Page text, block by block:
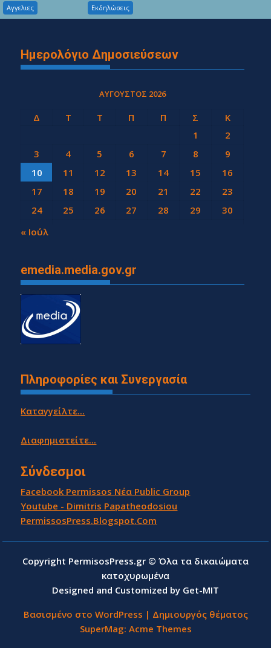
Αγγελιες Εκδηλώσεις
Ημερολόγιο Δημοσιεύσεων
ΑΎΓΟΥΣΤΟΣ 2026
Δ Τ Τ Π Π Σ
Κ
1
2
3
4 5 6 7 8
9
10
11 12 13 14 15
16
17
18 19 20 21 22
23
24
25 26 27 28 29
30
31
« Ιούλ
emedia.media.gov.gr
Πληροφορίες και Συνεργασία
Καταγγείλτε...
Διαφημιστείτε...
Σύνδεσμοι
Facebook Permissos Νέα Public Group
Youtube - Dimitris Papatheodosiou
PermissosPress.Blogspot.Com
Copyright PermisosPress.gr © Όλα τα δικαιώματα
κατοχυρωμένα
Designed and Customized by Get-MIT
Βασισμένο στο WordPress | Δημιουργός θέματος
SuperMag: Acme Themes